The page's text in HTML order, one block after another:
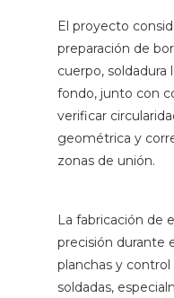
El proyecto
preparación de
cuerpo, soldadura
fondo, junto con
verificar
geométrica y
zonas de unión.
La fabricación de
precisión durante
planchas y
soldadas,